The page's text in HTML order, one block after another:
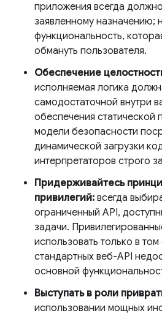
приложения всегда
заявленному назначению;
функциональность,
обмануть пользователя.
Обеспечение
исполняемая логика
самодостаточной внутри
обеспечения
модели безопасности
динамической загрузки
интерпретаторов строго
Придерживайтесь
привилегий: всегда
ограниченный API,
задачи.
использовать только в
стандартных веб-API
основной
Выступать в роли
использовании мощных